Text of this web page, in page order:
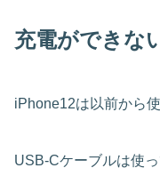
充電ができな
iPhone12は以前から
USB-Cケーブルは使